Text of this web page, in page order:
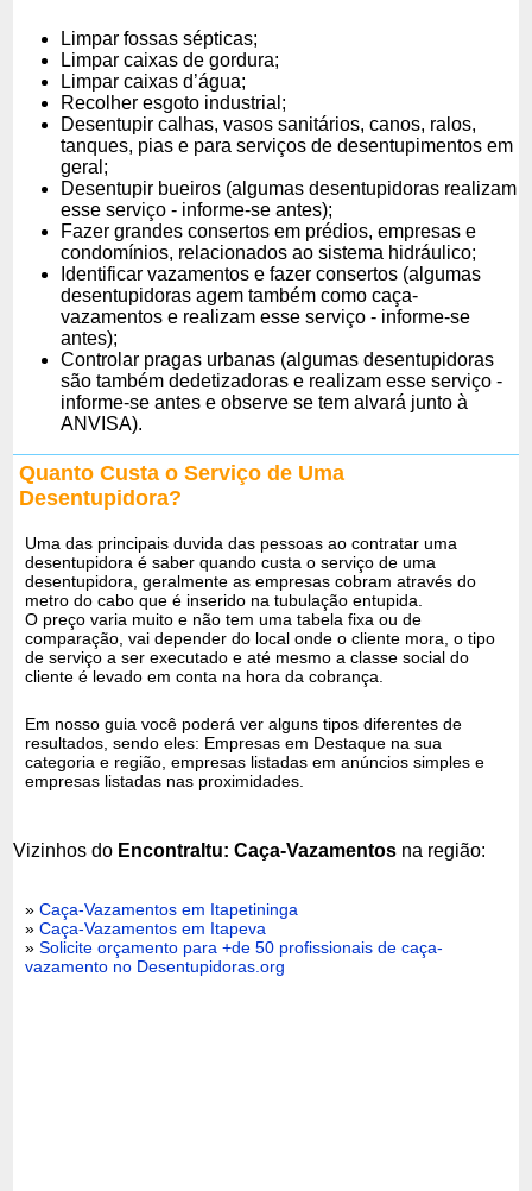
Limpar fossas sépticas;
Limpar caixas de gordura;
Limpar caixas d’água;
Recolher esgoto industrial;
Desentupir calhas, vasos sanitários, canos, ralos,
tanques, pias e para serviços de desentupimentos em
geral;
Desentupir bueiros (algumas desentupidoras realizam
esse serviço - informe-se antes);
Fazer grandes consertos em prédios, empresas e
condomínios, relacionados ao sistema hidráulico;
Identificar vazamentos e fazer consertos (algumas
desentupidoras agem também como caça-
vazamentos e realizam esse serviço - informe-se
antes);
Controlar pragas urbanas (algumas desentupidoras
são também dedetizadoras e realizam esse serviço -
informe-se antes e observe se tem alvará junto à
ANVISA).
Quanto Custa o Serviço de Uma
Desentupidora?
Uma das principais duvida das pessoas ao contratar uma
desentupidora é saber quando custa o serviço de uma
desentupidora, geralmente as empresas cobram através do
metro do cabo que é inserido na tubulação entupida.
O preço varia muito e não tem uma tabela fixa ou de
comparação, vai depender do local onde o cliente mora, o tipo
de serviço a ser executado e até mesmo a classe social do
cliente é levado em conta na hora da cobrança.
Em nosso guia você poderá ver alguns tipos diferentes de
resultados, sendo eles: Empresas em Destaque na sua
categoria e região, empresas listadas em anúncios simples e
empresas listadas nas proximidades.
Vizinhos do EncontraItu: Caça-Vazamentos na região:
»Caça-Vazamentos em Itapetininga
»Caça-Vazamentos em Itapeva
»Solicite orçamento para +de 50 profissionais de caça-
vazamento no Desentupidoras.org